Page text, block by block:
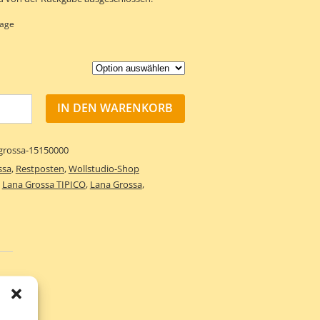
IN DEN WARENKORB
15150000
, Restposten,Wollstudio-Shop
Lana Grossa TIPICO, Lana Grossa,